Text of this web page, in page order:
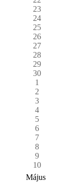
23
24
25
26
27
28
29
30
1
2
3
4
5
6
7
8
9
10
Május